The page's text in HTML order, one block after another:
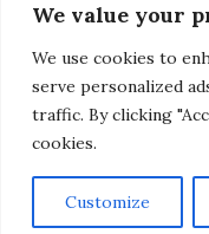
We value your
We use cookies to
serve personalized
traffic. By clicking
cookies.
Customize
triunfa en agosto
BMW M2
revela un
AVISO LEGAL,